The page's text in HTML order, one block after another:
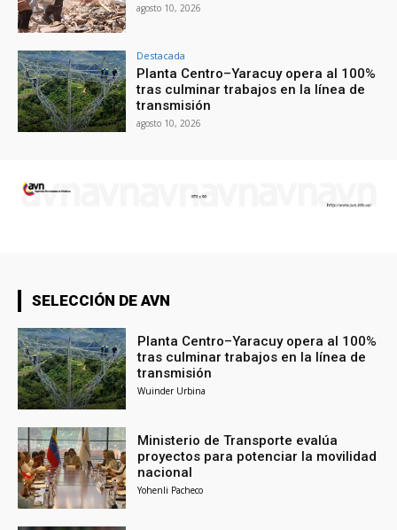
agosto 10, 2026
Destacada
Planta Centro–Yaracuy opera al 100%
tras culminar trabajos en la línea de
transmisión
agosto 10, 2026
SELECCIÓN DE AVN
Planta Centro–Yaracuy opera al 100%
tras culminar trabajos en la línea de
transmisión
Wuinder Urbina
Ministerio de Transporte evalúa
proyectos para potenciar la movilidad
nacional
Yohenli Pacheco